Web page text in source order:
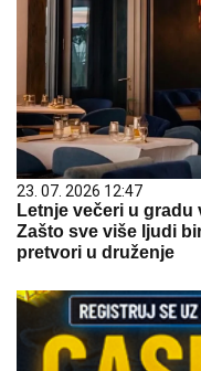
23. 07. 2026 12:47
Letnje večeri u
Zašto sve više ljudi
pretvori u druženje